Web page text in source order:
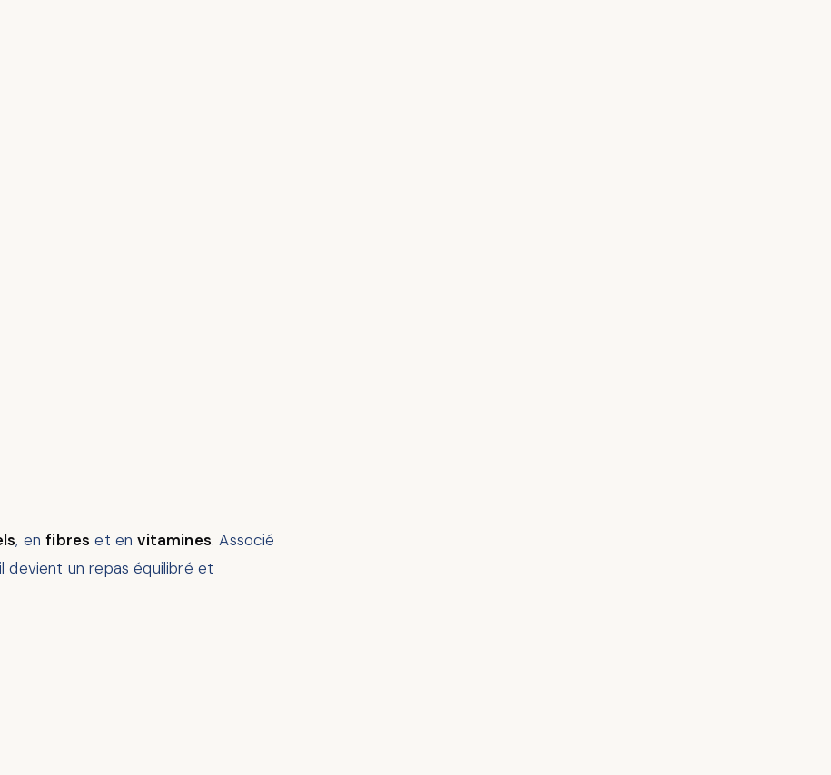
, enfibres et envitamines. Associé
devient un repas équilibré et